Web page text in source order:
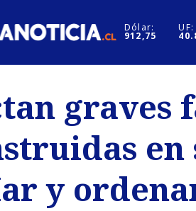
Dólar:
912,75
UF:
Internacional
Motores
graves
y